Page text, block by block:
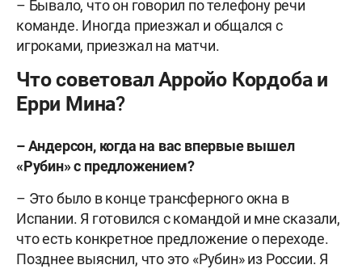
– Бывало, что он говорил по телефону речи
команде. Иногда приезжал и общался с
игроками, приезжал на матчи.
Что советовал Арройо Кордоба и
Ерри Мина?
– Андерсон, когда на вас впервые вышел
«Рубин» с предложением?
– Это было в конце трансферного окна в
Испании. Я готовился с командой и мне сказали,
что есть конкретное предложение о переходе.
Позднее выяснил, что это «Рубин» из России. Я